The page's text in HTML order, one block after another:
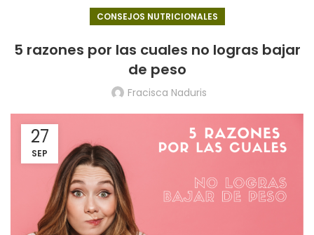
CONSEJOS NUTRICIONALES
5 razones por las cuales no logras bajar
de peso
Fracisca Naduris
27
SEP